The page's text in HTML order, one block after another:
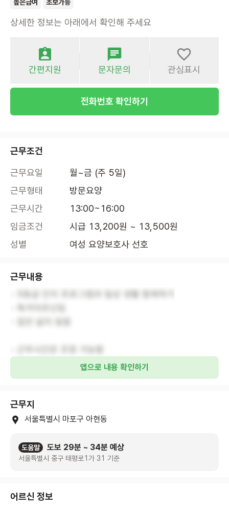
높은급여 초보가능
상세한 정보는 아래에서 확인해 주세요
간편지원 문자문의 관심표시
전화번호 확인하기
근무조건
근무요일
월~금 (주 5일)
근무형태
방문요양
근무시간
13:00~16:00
임금조건
시급 13,200원 ~ 13,500원
성별
여성 요양보호사 선호
근무내용
앱으로 내용 확인하기
근무지
서울특별시 마포구 아현동
도움말 도보 29분 ~ 34분 예상
서울특별시 중구 태평로1가 31 기준
어르신 정보